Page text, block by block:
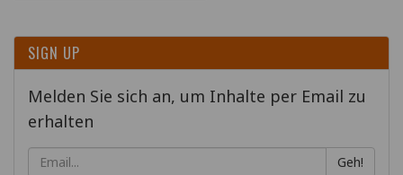
SIGN UP
Melden Sie sich an, um Inhalte per Email zu
erhalten
Geh!